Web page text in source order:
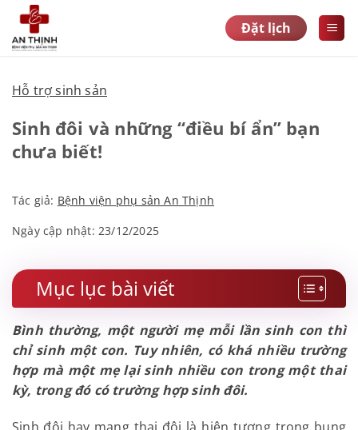
qua
nội
Đặt lịch
Hỗ trợ sinh sản
Sinh đôi và những “điều bí ẩn” bạn
chưa biết!
Tác giả: Bệnh viện phụ sản An Thịnh
Ngày cập nhật: 23/12/2025
Mục lục bài viết
Bình thường, một người mẹ mỗi lần sinh con thì
chỉ sinh một con. Tuy nhiên, có khá nhiều trường
hợp mà một mẹ lại sinh nhiều con trong một thai
kỳ, trong đó có trường hợp sinh đôi.
Sinh đôi hay mang thai đôi là hiện tượng trong bụng